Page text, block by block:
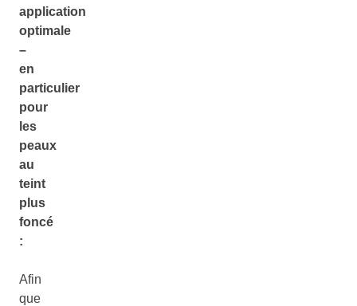
application
optimale
–
en
particulier
pour
les
peaux
au
teint
plus
foncé
:
Afin
que